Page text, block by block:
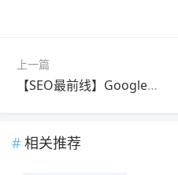
上一篇
【SEO最前线】Google更新算法！HTTPS网站优先显示
相关推荐